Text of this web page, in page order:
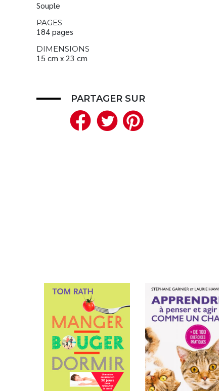
Souple
PAGES
184 pages
DIMENSIONS
15 cm x 23 cm
PARTAGER SUR
Facebook
Twitter